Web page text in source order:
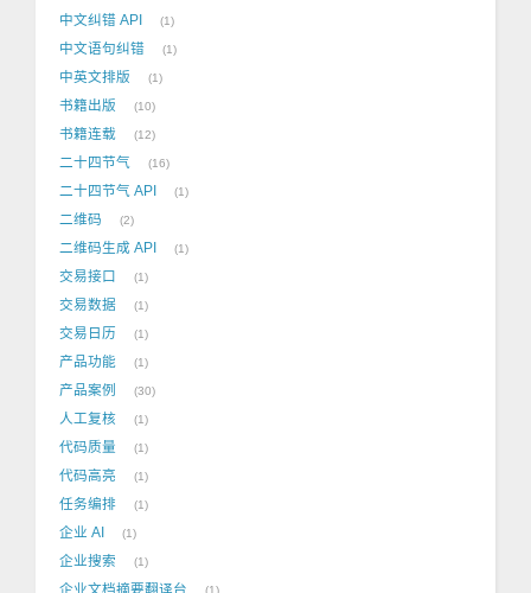
中文纠错 API 1
中文语句纠错 1
中英文排版 1
书籍出版 10
书籍连载 12
二十四节气 16
二十四节气 API 1
二维码 2
二维码生成 API 1
交易接口 1
交易数据 1
交易日历 1
产品功能 1
产品案例 30
人工复核 1
代码质量 1
代码高亮 1
任务编排 1
企业 AI 1
企业搜索 1
企业文档摘要翻译台 1